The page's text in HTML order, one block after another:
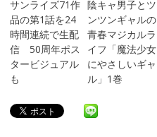
サンライズ71作
品の第1話を24
時間連続で生配
信 50周年ポス
タービジュアル
も
陰キャ男子とツ
ンツンギャルの
青春マジカルラ
イフ「魔法少女
にやさしいギャ
ル」1巻